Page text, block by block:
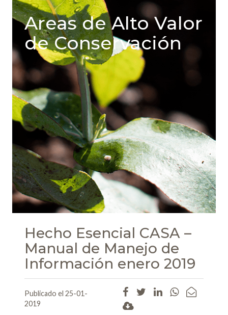
Areas de Alto Valor
de Conservación
Hecho Esencial CASA –
Manual de Manejo de
Información enero 2019
Publicado el 25-01-
2019